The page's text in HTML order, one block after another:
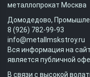
металлопрокат Москва
Домодедово,
8 (926) 782-99-93
info@metallmskstroy.ru
Вся информация на
является публичной
В связи с высокой